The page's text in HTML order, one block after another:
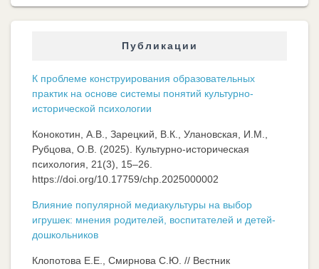
Публикации
К проблеме конструирования образовательных
практик на основе системы понятий культурно-
исторической психологии
Конокотин, А.В., Зарецкий, В.К., Улановская, И.М.,
Рубцова, О.В. (2025). Культурно-историческая
психология, 21(3), 15–26.
https://doi.org/10.17759/chp.2025000002
Влияние популярной медиакультуры на выбор
игрушек: мнения родителей, воспитателей и детей-
дошкольников
Клопотова Е.Е., Смирнова С.Ю. // Вестник